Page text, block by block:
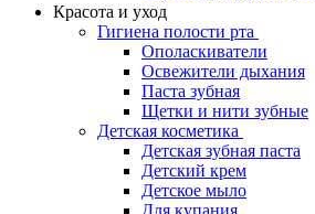
Красота и уход
Гигиена полости рта
Ополаскиватели
Освежители дыхания
Паста зубная
Щетки и нити зубные
Детская косметика
Детская зубная паста
Детский крем
Детское мыло
Для купания